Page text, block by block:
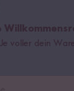
voller dein